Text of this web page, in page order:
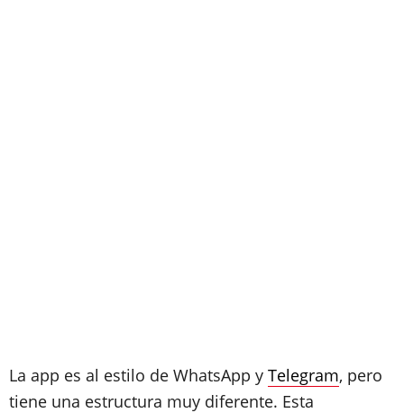
La app es al estilo de WhatsApp y Telegram, pero
tiene una estructura muy diferente. Esta